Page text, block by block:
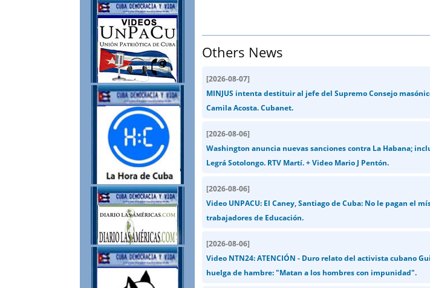
Others News
[2026-08-07]
MINJUS intenta destituir al jefe del Supremo Consejo
Camila Acosta. Cubanet.
[2026-08-06]
Washington anuncia nuevas sanciones contra La Habana;
Legrá Sotolongo. RTV Martí. + Video Mario J Pentón.
[2026-08-06]
Video UNPACU: El Caney, Santiago de Cuba: No le pagan el
trabajadores de Educación.
[2026-08-06]
Video NTN24: ATENCIÓN - Duro relato del activista cubano
huelga de hambre: "Matan a los hombres con impunidad".